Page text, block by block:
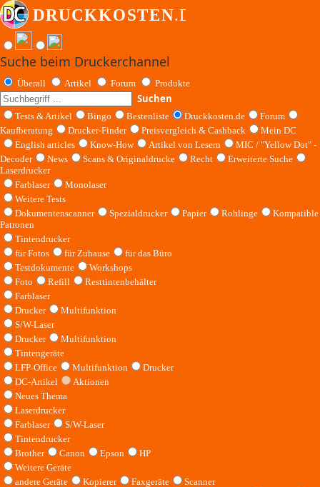
Suche beim Druckerchannel
Überall Artikel Forum Produkte
Suchen
Tests & Artikel Bingo Bestenliste Druckkosten.de
Forum
Kaufberatung
Drucker-Finder Preisvergleich & Cashback
Mein DC
English articles
Know-How Artikel von Lesern
MIC / "Yellow Dot" -
Decoder
News Scans & Originaldrucke Recht
Erweiterte Suche
Laserdrucker
Farblaser
Monolaser
Weitere Tests
Dokumentenscanner
Spezialdrucker Papier Rohlinge
Kompatible
Patronen
Tintendrucker
für Fotos
für Zuhause
für das Büro
Testdokumente
Workshops
Foto
Refill
Resttintenbehälter
Farblaser
Drucker
Multifunktion
S/W-Laser
Drucker
Multifunktion
Tintengeräte
LFP-Office
Multifunktion
Drucker
DC-Artikel
Aktionen
Neues Thema
Laserdrucker
Farblaser
S/W-Laser
Tintendrucker
Brother
Canon Epson
HP
Weitere Geräte
andere Geräte
Kopierer Faxgeräte
Scanner